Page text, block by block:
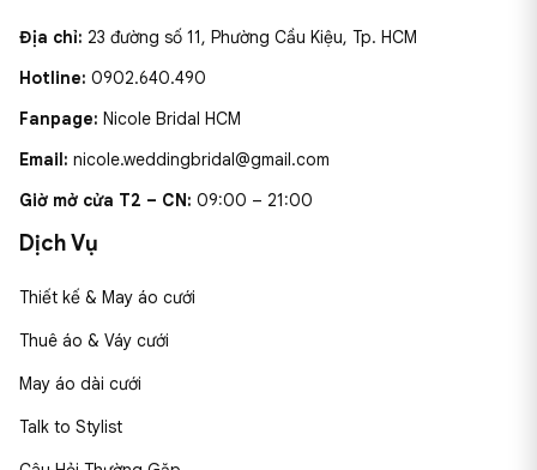
Địa chỉ: 23 đường số 11, Phường Cầu Kiệu, Tp. HCM
Hotline: 0902.640.490
Fanpage: Nicole Bridal HCM
Email: nicole.weddingbridal@gmail.com
Giờ mở cửa T2 – CN: 09:00 – 21:00
Dịch Vụ
Thiết kế & May áo cưới
Thuê áo & Váy cưới
May áo dài cưới
Talk to Stylist